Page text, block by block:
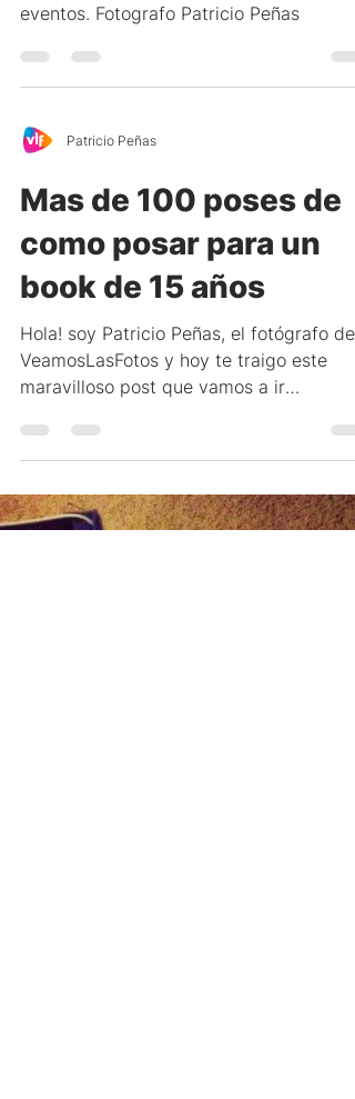
Distrito Barracas
eventos. Fotografo Patricio Peñas
Patricio Peñas
Mas de 100 poses de
como posar para un
book de 15 años
maravilloso post que vamos a ir
actualizando semana tras...